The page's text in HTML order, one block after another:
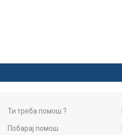
Ти треба помош ?
Побарај помош